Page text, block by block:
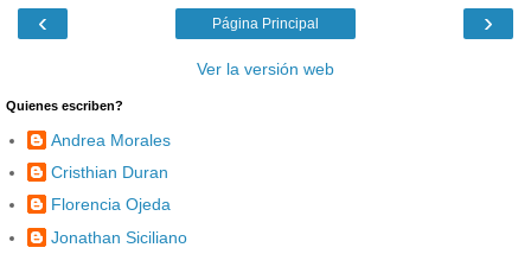
‹ ›
Página Principal
Ver la versión web
Quienes escriben?
Andrea Morales
Cristhian Duran
Florencia Ojeda
Jonathan Siciliano